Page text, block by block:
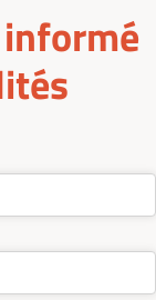
informé